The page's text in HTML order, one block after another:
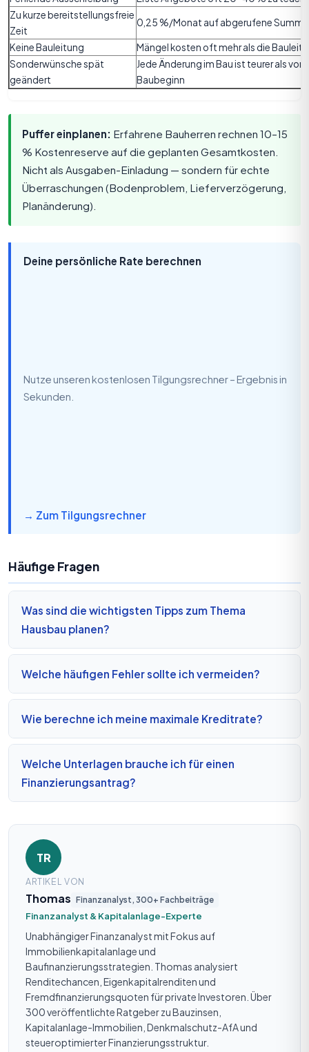
Zu kurze bereitstellungsfreie
Zeit
0,25 %/Monat auf abgerufene
Keine Bauleitung
Mängel kosten oft mehr als die
Sonderwünsche spät
geändert
Jede Änderung im Bau ist teurer als vor
Baubeginn
Puffer einplanen: Erfahrene Bauherren rechnen 10–15
% Kostenreserve auf die geplanten Gesamtkosten.
Nicht als Ausgaben-Einladung — sondern für echte
Überraschungen (Bodenproblem, Lieferverzögerung,
Planänderung).
Deine persönliche Rate berechnen
Nutze unseren kostenlosen Tilgungsrechner – Ergebnis in
Sekunden.
→ Zum Tilgungsrechner
Häufige Fragen
Was sind die wichtigsten Tipps zum Thema
Hausbau planen?
Welche häufigen Fehler sollte ich vermeiden?
Wie berechne ich meine maximale Kreditrate?
Welche Unterlagen brauche ich für einen
Finanzierungsantrag?
TR
ARTIKEL VON
Thomas Finanzanalyst, 300+ Fachbeiträge
Finanzanalyst & Kapitalanlage-Experte
Unabhängiger Finanzanalyst mit Fokus auf
Immobilienkapitalanlage und
Baufinanzierungsstrategien. Thomas analysiert
Renditechancen, Eigenkapitalrenditen und
Fremdfinanzierungsquoten für private Investoren. Über
300 veröffentlichte Ratgeber zu Bauzinsen,
Kapitalanlage-Immobilien, Denkmalschutz-AfA und
steueroptimierter Finanzierungsstruktur.